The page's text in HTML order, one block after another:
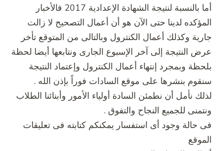
أما بالنسبة لنتيجة الشهادة الإعدادية 2017 فالأخبار
لدينا حتى الآن هو أن أعمال التصحيح لا زالت
وكذلك أعمال الكنترول وبالتالى من المتوقع تأخر
النتيجة إلى آخر الإسبوع الجارى ونتابعها أيضا لحظة
وبمجرد إنتهاء أعمال الكنترول وإعتماد النتيجة
بنشرها على موقع السادات فوراً بإذن الله .
نأمل أن نطمئن السادة أولياء الأمور وأبنائنا الطلاب
للجميع النجاح والتفوق .
حالة وجود أى استفسار يمكنكم كتابته فى تعليقات